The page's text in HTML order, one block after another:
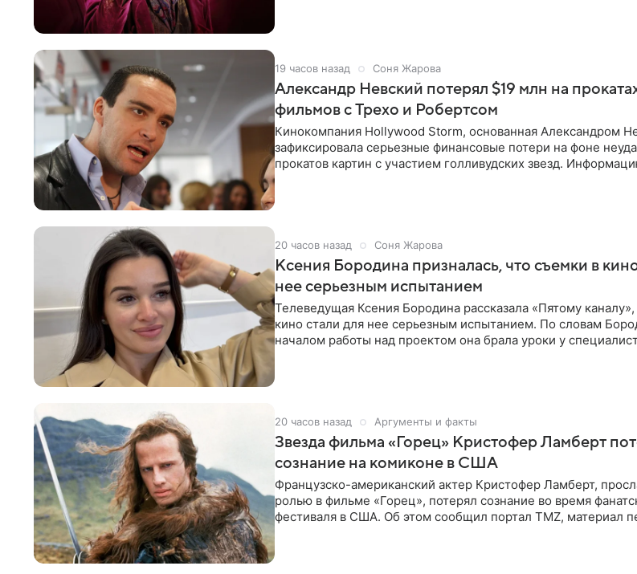
19 часов назад Соня Жарова
Александр Невский потерял $19 млн на
фильмов с Трехо и Робертсом
Кинокомпания Hollywood Storm, основанная Александром
зафиксировала серьезные финансовые потери на фоне
прокатов картин с участием голливудских звезд.
20 часов назад Соня Жарова
Ксения Бородина призналась, что съемки в
нее серьезным испытанием
Телеведущая Ксения Бородина рассказала «Пятому
кино стали для нее серьезным испытанием. По словам
началом работы над проектом она брала уроки у
20 часов назад Аргументы и факты
Звезда фильма «Горец» Кристофер Ламберт
сознание на комиконе в США
Французско-американский актер Кристофер Ламберт,
ролью в фильме «Горец», потерял сознание во время
фестиваля в США. Об этом сообщил портал TMZ, материал